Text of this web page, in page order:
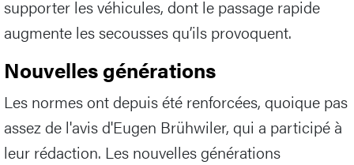
supporter les véhicules, dont le passage rapide
augmente les secousses qu’ils provoquent.
Nouvelles générations
Les normes ont depuis été renforcées, quoique pas
assez de l'avis d'Eugen Brühwiler, qui a participé à
leur rédaction. Les nouvelles générations